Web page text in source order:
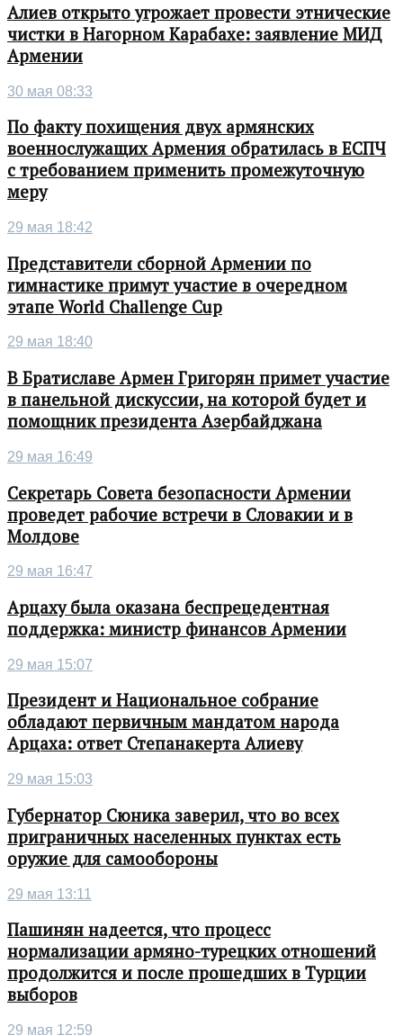
Алиев открыто угрожает провести этнические
чистки в Нагорном Карабахе: заявление МИД
Армении
30 мая 08:33
По факту похищения двух армянских
военнослужащих Армения обратилась в ЕСПЧ
с требованием применить промежуточную
меру
29 мая 18:42
Представители сборной Армении по
гимнастике примут участие в очередном
этапе World Challenge Cup
29 мая 18:40
В Братиславе Армен Григорян примет участие
в панельной дискуссии, на которой будет и
помощник президента Азербайджана
29 мая 16:49
Секретарь Совета безопасности Армении
проведет рабочие встречи в Словакии и в
Молдове
29 мая 16:47
Арцаху была оказана беспрецедентная
поддержка: министр финансов Армении
29 мая 15:07
Президент и Национальное собрание
обладают первичным мандатом народа
Арцаха: ответ Степанакерта Алиеву
29 мая 15:03
Губернатор Сюника заверил, что во всех
приграничных населенных пунктах есть
оружие для самообороны
29 мая 13:11
Пашинян надеется, что процесс
нормализации армяно-турецких отношений
продолжится и после прошедших в Турции
выборов
29 мая 12:59